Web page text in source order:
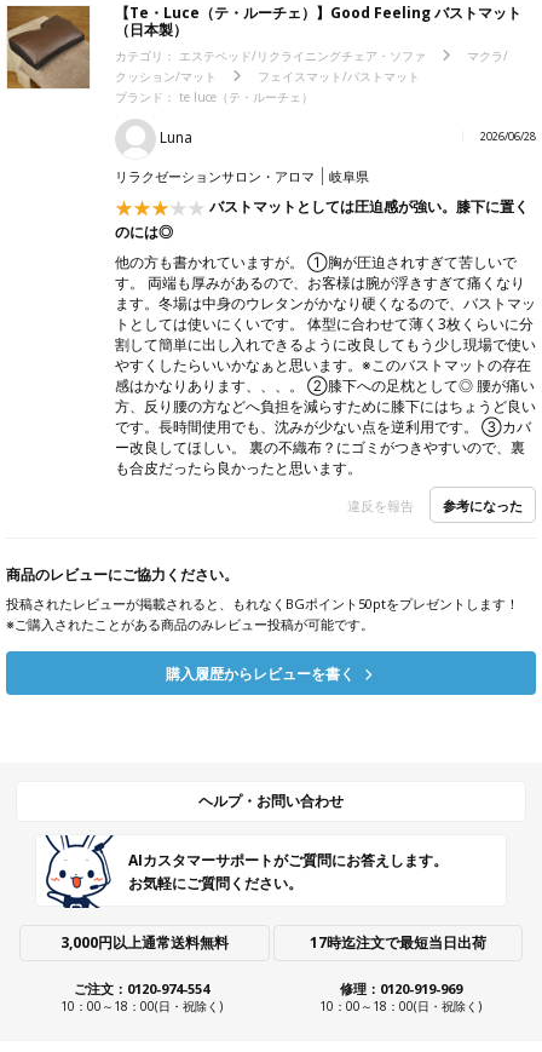
【Te・Luce（テ・ルーチェ）】Good Feeling バストマット
（日本製）
カテゴリ： エステベッド/リクライニングチェア・ソファ
マクラ/
クッション/マット
フェイスマット/バストマット
ブランド： te luce（テ・ルーチェ）
Luna 2026/06/28
リラクゼーションサロン・アロマ 岐阜県
バストマットとしては圧迫感が強い。膝下に置く
のには◎
他の方も書かれていますが。 ①胸が圧迫されすぎて苦しいで
す。 両端も厚みがあるので、お客様は腕が浮きすぎて痛くなり
ます。冬場は中身のウレタンがかなり硬くなるので、バストマッ
トとしては使いにくいです。 体型に合わせて薄く3枚くらいに分
割して簡単に出し入れできるように改良してもう少し現場で使い
やすくしたらいいかなぁと思います。※このバストマットの存在
感はかなりあります、、、。 ②膝下への足枕として◎ 腰が痛い
方、反り腰の方などへ負担を減らすために膝下にはちょうど良い
です。長時間使用でも、沈みが少ない点を逆利用です。 ③カバ
ー改良してほしい。 裏の不織布？にゴミがつきやすいので、裏
も合皮だったら良かったと思います。
違反を報告 参考になった
商品のレビューにご協力ください。
投稿されたレビューが掲載されると、もれなくBGポイント50ptをプレゼントします！
※ご購入されたことがある商品のみレビュー投稿が可能です。
購入履歴からレビューを書く
ヘルプ・お問い合わせ
AIカスタマーサポートがご質問にお答えします。
お気軽にご質問ください。
3,000円以上通常送料無料 17時迄注文で最短当日出荷
ご注文：0120-974-554
10：00～18：00(日・祝除く)
修理：0120-919-969
10：00～18：00(日・祝除く)